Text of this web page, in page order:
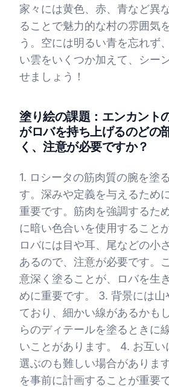
家々には黄色、赤、青など異
ることで魅力的な村の雰囲気
う。空には明るい青を忘れず
い雲をいくつか加えて、シー
せましょう！
塗り絵の課題：エンカント
がロバを持ち上げるのどの
く、注意が必要ですか？
1. ロシータの筋肉質の腕を塗
す。深みや定義を与えるため
重要です。筋肉を強調するた
に暗い色合いを使用すること
ロバには目や耳、尾などの小
あるので、注意が必要です。
意深く塗ることが、ロバを生
めに重要です。 3. 背景には
ており、細かい線があるかも
らのディテールを塗るときに
いことがあります。 4. お互い
選ぶのも難しい場合がありま
を事前に計画することが重要